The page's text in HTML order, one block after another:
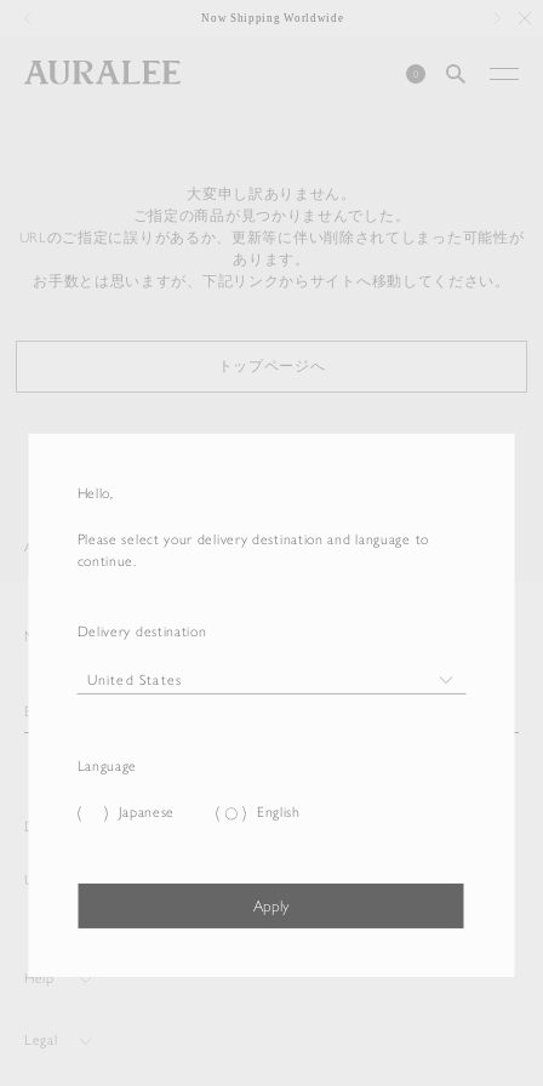
Hello,
Please select your delivery destination and language to
continue.
Delivery destination
Language
Japanese English
Apply
Now Shipping Worldwide
0
大変申し訳ありません。
ご指定の商品が見つかりませんでした。
URLのご指定に誤りがあるか、更新等に伴い削除されてしまった可能性が
あります。
お手数とは思いますが、下記リンクからサイトへ移動してください。
トップページへ
AURALEE ITEM
Newsletter
Delivery destination and Language
United States English
Help
Legal